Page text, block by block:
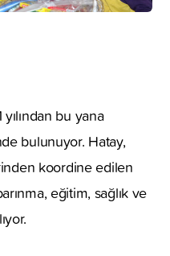
yılından bu yana
bulunuyor. Hatay,
koordine edilen
eğitim, sağlık ve